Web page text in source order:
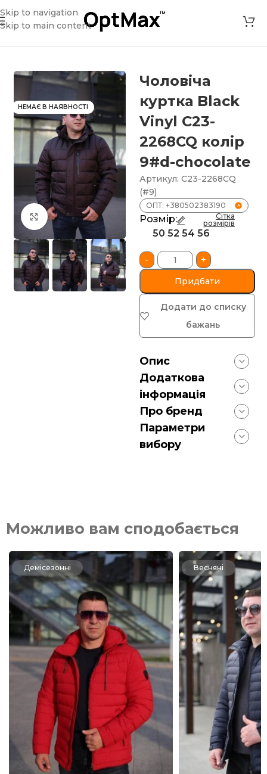
Skip to navigation
Skip to main content
куртка Black Vinyl С23-2268CQ колір 9#d-chocolate
НЕМАЄ В НАЯВНОСТІ
Клацніть, щоб збільшити
Чоловіча
куртка Black
Vinyl С23-
2268CQ колір
9#d-chocolate
Артикул: С23-2268CQ
(#9)
ОПТ: +380502383190
Розмір:
Сітка
розмірів
50 52 54 56
-
+
Придбати
Додати до списку
бажань
Опис
Додаткова
інформація
Про бренд
Параметри
вибору
Можливо вам сподобається
Демісезонні Весняні